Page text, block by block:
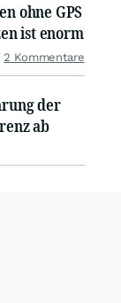
ohne GPS
ist enorm
2 Kommentare
der
ab